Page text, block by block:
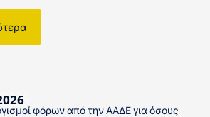
φόρων από την ΑΑΔΕ για όσους